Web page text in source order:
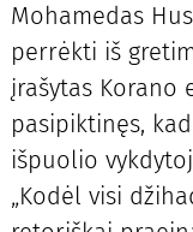
Mohamedas
perrėkti iš
įrašytas Korano
pasipiktinęs,
išpuolio
„Kodėl visi